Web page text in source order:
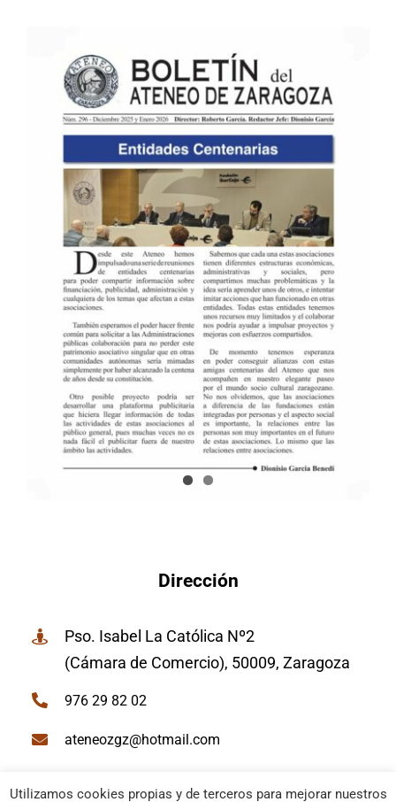
Dirección
Pso. Isabel La Católica Nº2
(Cámara de Comercio), 50009, Zaragoza
976 29 82 02
ateneozgz@hotmail.com
Utilizamos cookies propias y de terceros para mejorar nuestros